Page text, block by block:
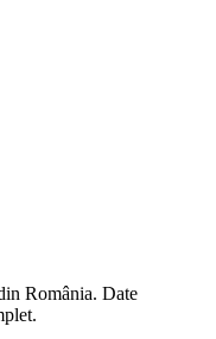
România. Date